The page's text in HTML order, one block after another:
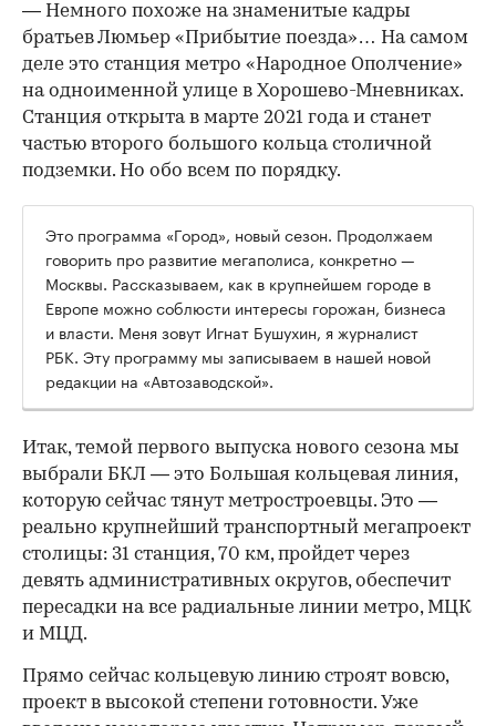
— Немного похоже на знаменитые кадры
братьев Люмьер «Прибытие поезда»… На самом
деле это станция метро «Народное Ополчение»
на одноименной улице в Хорошево-Мневниках.
Станция открыта в марте 2021 года и станет
частью второго большого кольца столичной
подземки. Но обо всем по порядку.
Это программа «Город», новый сезон. Продолжаем
говорить про развитие мегаполиса, конкретно —
Москвы. Рассказываем, как в крупнейшем городе в
Европе можно соблюсти интересы горожан, бизнеса
и власти. Меня зовут Игнат Бушухин, я журналист
РБК. Эту программу мы записываем в нашей новой
редакции на «Автозаводской».
Итак, темой первого выпуска нового сезона мы
выбрали БКЛ — это Большая кольцевая линия,
которую сейчас тянут метростроевцы. Это —
реально крупнейший транспортный мегапроект
столицы: 31 станция, 70 км, пройдет через
девять административных округов, обеспечит
пересадки на все радиальные линии метро, МЦК
и МЦД.
Прямо сейчас кольцевую линию строят вовсю,
проект в высокой степени готовности. Уже